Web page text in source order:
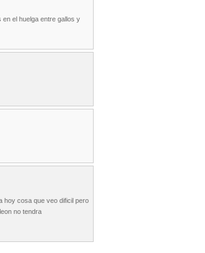
el huelga entre gallos y
hoy cosa que veo dificil pero
no tendra